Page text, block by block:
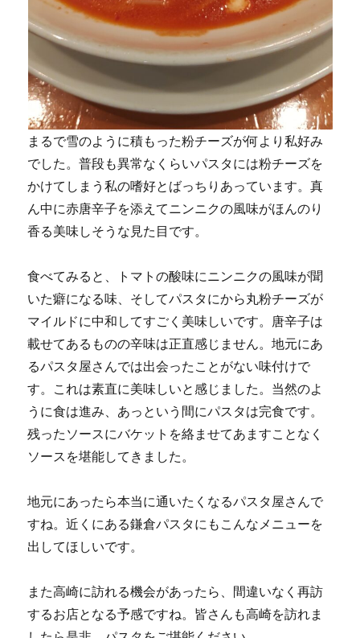
まるで雪のように積もった粉チーズが何より私好み
でした。普段も異常なくらいパスタには粉チーズを
かけてしまう私の嗜好とばっちりあっています。真
ん中に赤唐辛子を添えてニンニクの風味がほんのり
香る美味しそうな見た目です。
食べてみると、トマトの酸味にニンニクの風味が聞
いた癖になる味、そしてパスタにから丸粉チーズが
マイルドに中和してすごく美味しいです。唐辛子は
載せてあるものの辛味は正直感じません。地元にあ
るパスタ屋さんでは出会ったことがない味付けで
す。これは素直に美味しいと感じました。当然のよ
うに食は進み、あっという間にパスタは完食です。
残ったソースにバケットを絡ませてあますことなく
ソースを堪能してきました。
地元にあったら本当に通いたくなるパスタ屋さんで
すね。近くにある鎌倉パスタにもこんなメニューを
出してほしいです。
また高崎に訪れる機会があったら、間違いなく再訪
するお店となる予感ですね。皆さんも高崎を訪れま